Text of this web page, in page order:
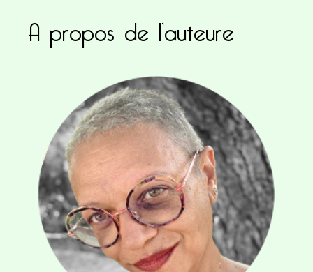
Enregistrer mon nom, mon e-mail et mon site dans le navigateur pour mon prochain commentaire.
A propos de l’auteure